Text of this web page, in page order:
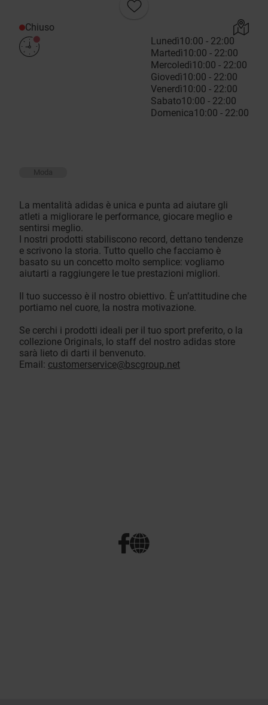
Chiuso
Lunedì10:00 - 22:00
Martedì10:00 - 22:00
Mercoledì10:00 - 22:00
Giovedì10:00 - 22:00
Venerdì10:00 - 22:00
Sabato10:00 - 22:00
Domenica10:00 - 22:00
Moda
La mentalità adidas è unica e punta ad aiutare gli
atleti a migliorare le performance, giocare meglio e
sentirsi meglio.
I nostri prodotti stabiliscono record, dettano tendenze
e scrivono la storia. Tutto quello che facciamo è
basato su un concetto molto semplice: vogliamo
aiutarti a raggiungere le tue prestazioni migliori.
Il tuo successo è il nostro obiettivo. È un’attitudine che
portiamo nel cuore, la nostra motivazione.
Se cerchi i prodotti ideali per il tuo sport preferito, o la
collezione Originals, lo staff del nostro adidas store
sarà lieto di darti il benvenuto.
Email: customerservice@bscgroup.net